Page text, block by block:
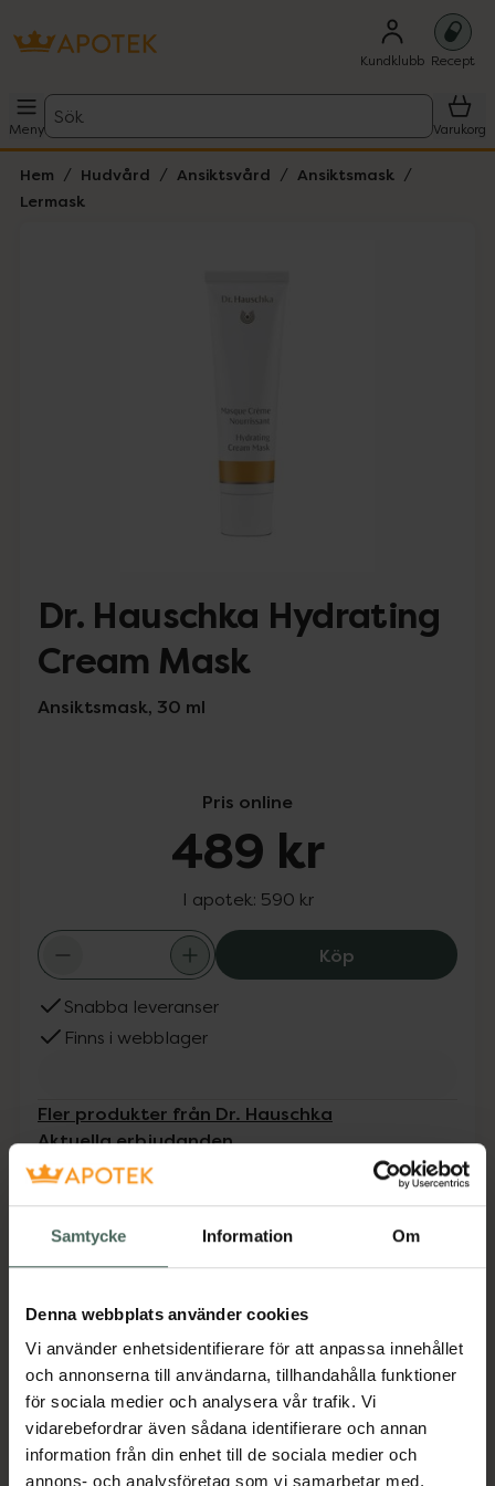
Samtycke Information Om
Denna webbplats använder cookies
Vi använder enhetsidentifierare för att anpassa innehållet
och annonserna till användarna, tillhandahålla funktioner
för sociala medier och analysera vår trafik. Vi
vidarebefordrar även sådana identifierare och annan
information från din enhet till de sociala medier och
annons- och analysföretag som vi samarbetar med.
Kundklubb Recept
Meny
Sök
Varukorg
Hem Hudvård Ansiktsvård
Ansiktsmask
Lermask
Dr. Hauschka Hydrating
Cream Mask
Ansiktsmask, 30 ml
Pris online
489 kr
I apotek: 590 kr
KöpDr. Hauschka
Snabba leveranser
Finns i webblager
Fler produkter från Dr. Hauschka
Aktuella erbjudanden
Beskrivning Dölj
En näringsrik, krämig mask som ger huden
uttorkning. Stärker hudens fuktbevarande
förmåga.
Jämförpris 19,67 kr/ml
EAN:04020829041356
Kategorier: